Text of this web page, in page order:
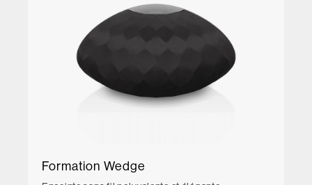
Formation Wedge